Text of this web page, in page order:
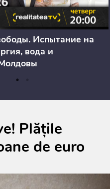
Испытание на
вода и
Plățile
de euro